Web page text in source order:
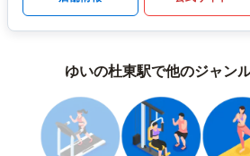
ゆいの杜東駅で他のジャン